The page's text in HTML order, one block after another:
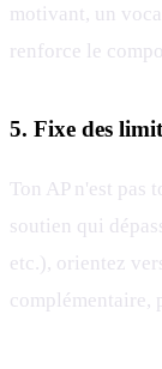
motivant, un
renforce le
5. Fixe des
Ton AP n'est pas
soutien qui
etc.), orientez
complémentaire,